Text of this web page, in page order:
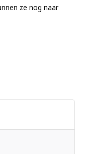
ze nog naar